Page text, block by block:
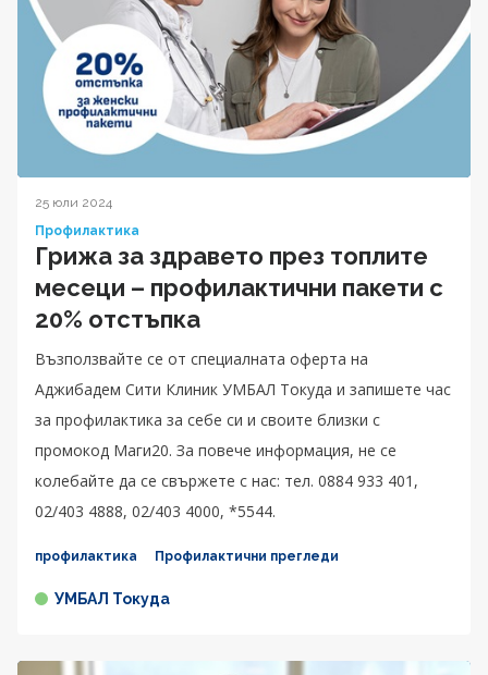
25 юли 2024
Профилактика
Грижа за здравето през топлите
месеци – профилактични пакети с
20% отстъпка
Възползвайте се от специалната оферта на
Аджибадем Сити Клиник УМБАЛ Токуда и запишете час
за профилактика за себе си и своите близки с
промокод Маги20. За повече информация, не се
колебайте да се свържете с нас: тел. 0884 933 401,
02/403 4888, 02/403 4000, *5544.
профилактика Профилактични прегледи
УМБАЛ Токуда